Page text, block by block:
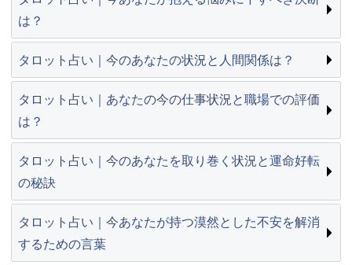
は？
タロット占い｜今のあなたの状況と人間関係は？
タロット占い｜あなたの今の仕事状況と職場での評価
は？
タロット占い｜今のあなたを取り巻く状況と運命好転
の秘訣
タロット占い｜今あなたが持つ漠然とした不安を解消
するための言葉